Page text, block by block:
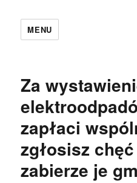
MENU
Za
zapłaci
zgłosisz
zabierze je